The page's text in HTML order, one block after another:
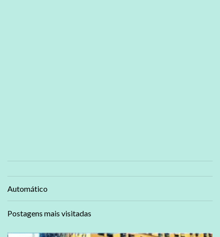
Automático
Postagens mais visitadas